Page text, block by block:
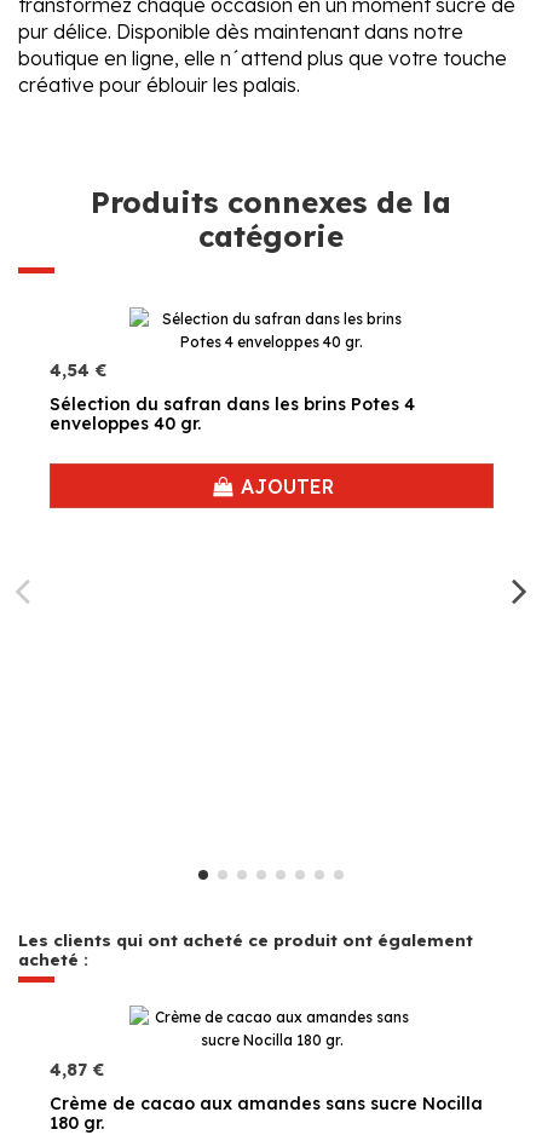
pur délice. Disponible dès maintenant dans notre
boutique en ligne, elle n´attend plus que votre touche
créative pour éblouir les palais.
Produits connexes de la
catégorie
4,54 €
Sélection du safran dans les brins Potes 4
enveloppes 40 gr.
AJOUTER
Les clients qui ont acheté ce produit ont également
acheté :
4,87 €
Crème de cacao aux amandes sans sucre Nocilla
180 gr.